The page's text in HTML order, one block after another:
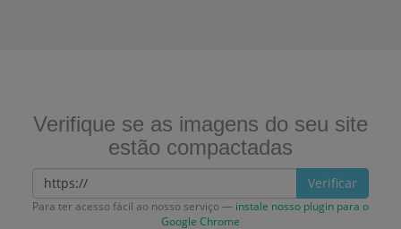
Verifique se as imagens do seu site
estão compactadas
Verificar
Para ter acesso fácil ao nosso serviço — instale nosso plugin para o
Google Chrome